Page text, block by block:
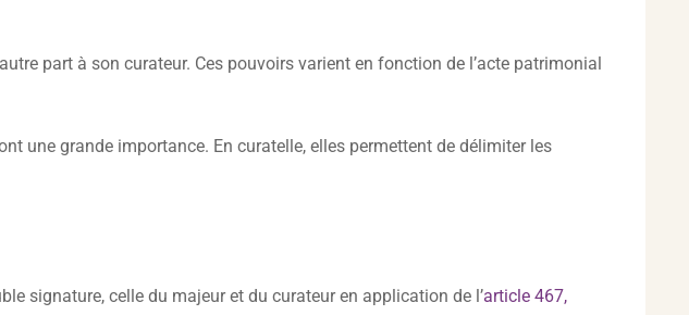
part à son curateur. Ces pouvoirs varient en fonction de l’acte patrimonial
une grande importance. En curatelle, elles permettent de délimiter les
signature, celle du majeur et du curateur en application de l’article 467,